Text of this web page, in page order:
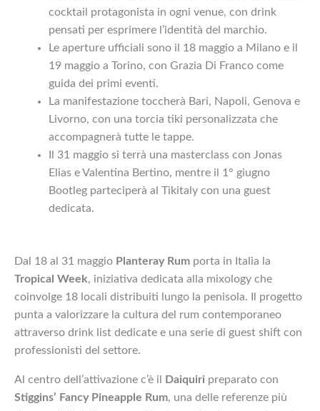
cocktail protagonista in ogni venue, con drink
pensati per esprimere l’identità del marchio.
Le aperture ufficiali sono il 18 maggio a Milano e il
19 maggio a Torino, con Grazia Di Franco come
guida dei primi eventi.
La manifestazione toccherà Bari, Napoli, Genova e
Livorno, con una torcia tiki personalizzata che
accompagnerà tutte le tappe.
Il 31 maggio si terrà una masterclass con Jonas
Elias e Valentina Bertino, mentre il 1° giugno
Bootleg parteciperà al Tikitaly con una guest
dedicata.
Dal 18 al 31 maggio Planteray Rum porta in Italia la
Tropical Week, iniziativa dedicata alla mixology che
coinvolge 18 locali distribuiti lungo la penisola. Il progetto
punta a valorizzare la cultura del rum contemporaneo
attraverso drink list dedicate e una serie di guest shift con
professionisti del settore.
Al centro dell’attivazione c’è il Daiquiri preparato con
Stiggins’ Fancy Pineapple Rum, una delle referenze più